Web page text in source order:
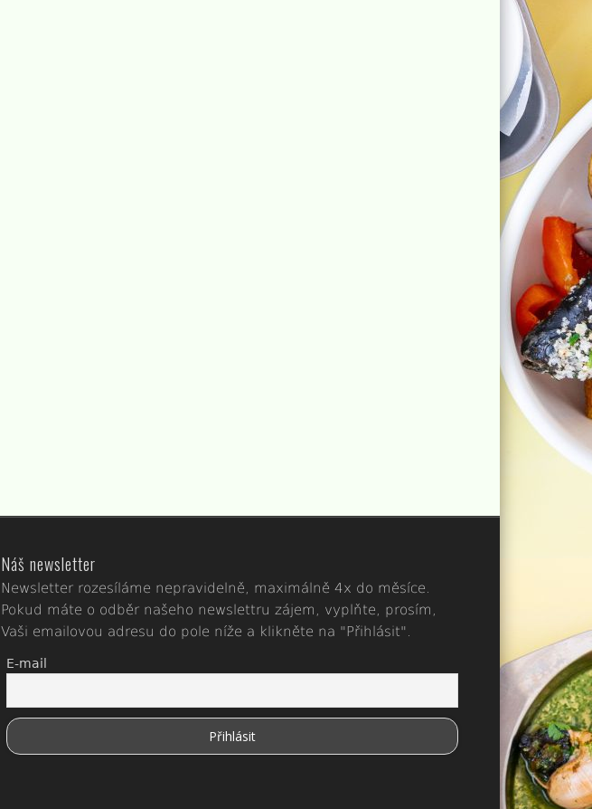
Náš newsletter
Newsletter rozesíláme nepravidelně, maximálně 4x do měsíce.
Pokud máte o odběr našeho newslettru zájem, vyplňte, prosím,
Vaši emailovou adresu do pole níže a klikněte na "Přihlásit".
E-mail